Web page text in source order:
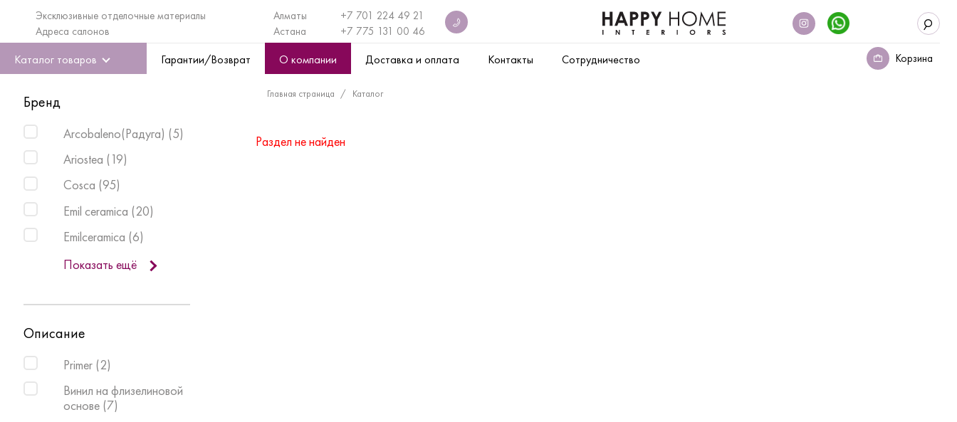
Эксклюзивные отделочные материалы
Адреса салонов
Алматы
+7 701 224 49 21
Астана
+7 775 131 00 46
Каталог товаров Гарантии/Возврат О компании Доставка и оплата Контакты Сотрудничество Корзина
Бренд
Arcobaleno(Радуга) (5)
Ariostea ( 19)
Cosca (95)
Emil ceramica (20)
Emilceramica (6)
Показать ещё
Описание
Primer (2)
Винил на флизелиновой
основе (7)
Главная страница Каталог
Раздел не найден